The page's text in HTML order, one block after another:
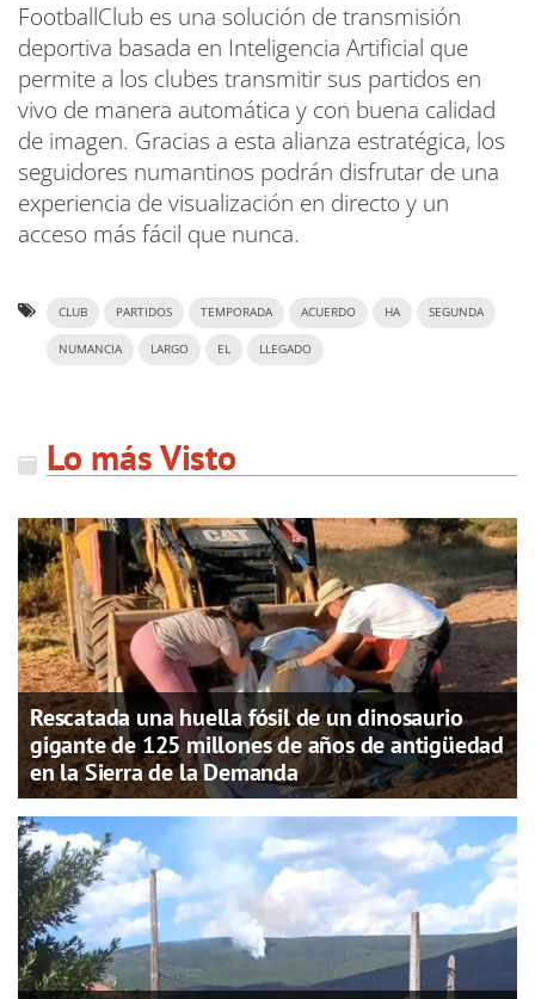
FootballClub es una solución de transmisión
deportiva basada en Inteligencia Artificial que
permite a los clubes transmitir sus partidos en
vivo de manera automática y con buena calidad
de imagen. Gracias a esta alianza estratégica, los
seguidores numantinos podrán disfrutar de una
experiencia de visualización en directo y un
acceso más fácil que nunca.
CLUB PARTIDOS TEMPORADA ACUERDO HA SEGUNDA
NUMANCIA LARGO EL LLEGADO
Lo más Visto
Rescatada una huella fósil de un dinosaurio
gigante de 125 millones de años de antigüedad
en la Sierra de la Demanda